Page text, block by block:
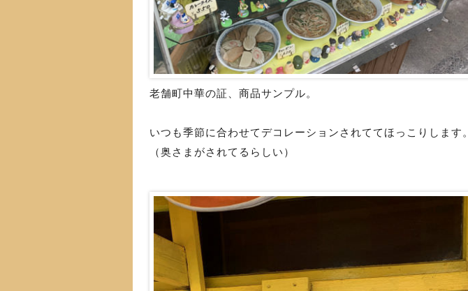
老舗町中華の証、商品サンプル。
いつも季節に合わせてデコレーションされててほっこりします。
（奥さまがされてるらしい）